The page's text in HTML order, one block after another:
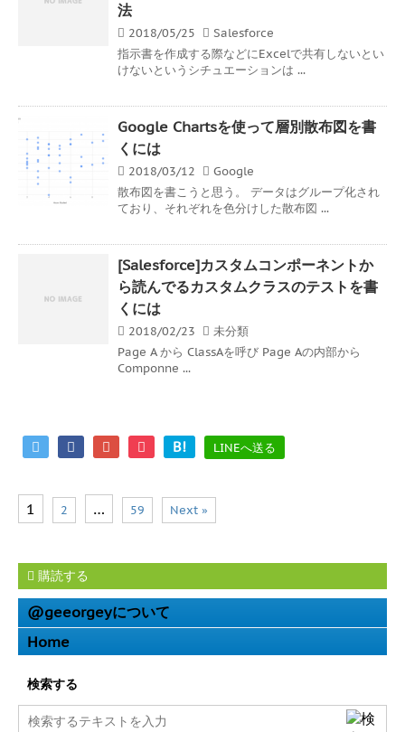
法
2018/05/25
Salesforce
指示書を作成する際などにExcelで共有しないとい
けないというシチュエーションは ...
Google Chartsを使って層別散布図を書
くには
2018/03/12
Google
散布図を書こうと思う。 データはグループ化され
ており、それぞれを色分けした散布図 ...
[Salesforce]カスタムコンポーネントか
ら読んでるカスタムクラスのテストを書
くには
2018/02/23
未分類
Page A から ClassAを呼び Page Aの内部から
Componne ...
B! LINEへ送る
1 2 … 59 Next »
購読する
@geeorgeyについて
Home
検索する